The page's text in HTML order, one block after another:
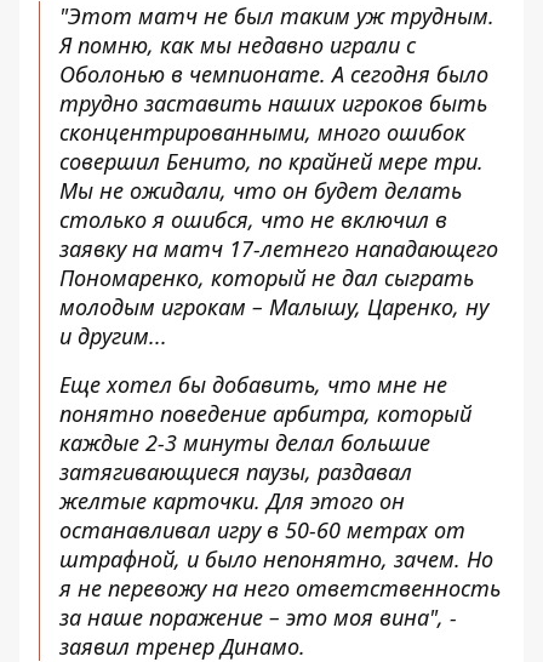
"Этот матч не был таким уж трудным.
Я помню, как мы недавно играли с
Оболонью в чемпионате. А сегодня было
трудно заставить наших игроков быть
сконцентрированными, много ошибок
совершил Бенито, по крайней мере три.
Мы не ожидали, что он будет делать
столько я ошибся, что не включил в
заявку на матч 17-летнего нападающего
Пономаренко, который не дал сыграть
молодым игрокам – Малышу, Царенко, ну
и другим...
Еще хотел бы добавить, что мне не
понятно поведение арбитра, который
каждые 2-3 минуты делал большие
затягивающиеся паузы, раздавал
желтые карточки. Для этого он
останавливал игру в 50-60 метрах от
штрафной, и было непонятно, зачем. Но
я не перевожу на него ответственность
за наше поражение – это моя вина", -
заявил тренер Динамо.